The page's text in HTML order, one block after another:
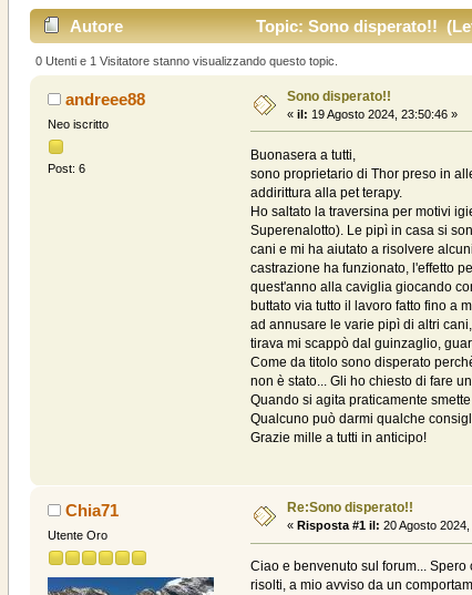
Autore Topic: Sono disperato!!
0 Utenti e 1 Visitatore stanno visualizzando questo topic.
andreee88
Neo iscritto
Post: 6
Sono disperato!!
« il: 19 Agosto 2024, 23:50:46 »
Buonasera a tutti,
sono proprietario di Thor preso in
addirittura alla pet terapy.
Ho saltato la traversina per motivi
Superenalotto). Le pipì in casa si
cani e mi ha aiutato a risolvere
castrazione ha funzionato, l'effetto
quest'anno alla caviglia giocando
buttato via tutto il lavoro fatto fino a
ad annusare le varie pipì di altri
tirava mi scappò dal guinzaglio,
Come da titolo sono disperato
non è stato... Gli ho chiesto di fare
Quando si agita praticamente
Qualcuno può darmi qualche
Grazie mille a tutti in anticipo!
Chia71
Utente Oro
Re:Sono disperato!!
« Risposta #1 il: 20 Agosto
Ciao e benvenuto sul forum...
risolti, a mio avviso da un